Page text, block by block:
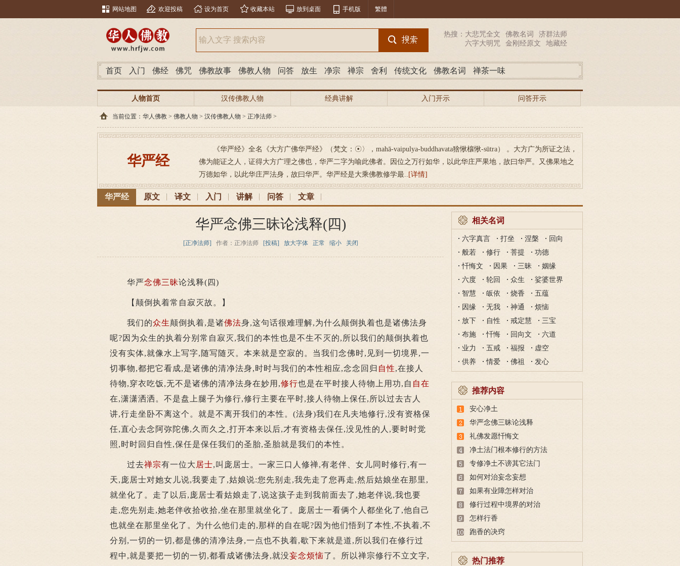
网站地图 欢迎投稿 设为首页 收藏本站 放到桌面 手机版 繁體
热搜： 大悲咒全文 佛教名词
济群法师
六字大明咒
金刚经原文 地藏经
首页 入门 佛经 佛咒 佛教故事 佛教人物 问答 放生 净宗 禅宗 舍利 传统文化 佛教名词 禅茶一味
人物首页 汉传佛教人物 经典讲解 入门开示 问答开示
当前位置： 华人佛教 > 佛教人物 > 汉传佛教人物 > 正净法师 >
华严经
《华严经》全名《大方广佛华严经》（梵文：☉〉，mahā-vaipulya-buddhavata猞愀欀愀-sūtra） 。大方广为所证之法，
佛为能证之人，证得大方广理之佛也，华严二字为喻此佛者。因位之万行如华，以此华庄严果地，故曰华严。又佛果地之
万德如华，以此华庄严法身，故曰华严。华严经是大乘佛教修学最.. [详情]
华严经 原文 译文 入门 讲解 问答 文章
华严念佛三昧论浅释(四)
[正净法师] 作者：正净法师 [投稿] 放大字体 正常 缩小 关闭
华严念佛三昧论浅释(四)
【颠倒执着常自寂灭故。】
我们的众生颠倒执着,是诸佛法身,这句话很难理解,为什么颠倒执着也是诸佛法身
呢?因为众生的执着分别常自寂灭,我们的本性也是不生不灭的,所以我们的颠倒执着也
没有实体,就像水上写字,随写随灭。本来就是空寂的。当我们念佛时,见到一切境界,一
切事物,都把它看成,是诸佛的清净法身,时时与我们的本性相应,念念回归 自性,在接人
待物,穿衣吃饭,无不是诸佛的清净法身在妙用,修行也是在平时接人待物上用功,自 自在
在,潇潇洒洒。不是盘上腿子为修行,修行主要在平时,接人待物上保任,所以过去古人
讲,行走坐卧不离这个。就是不离开我们的本性。(法身)我们在凡夫地修行,没有资格保
任,直心去念阿弥陀佛,久而久之,打开本来以后,才有资格去保任,没见性的人,要时时觉
照,时时回归自性,保任是保任我们的圣胎,圣胎就是我们的本性。
过去禅宗有一位大 居士,叫庞居士。一家三口人修禅,有老伴、女儿同时修行,有一
天,庞居士对她女儿说,我要走了,姑娘说:您先别走,我先走了您再走,然后姑娘坐在那里,
就坐化了。走了以后,庞居士看姑娘走了,说这孩子走到我前面去了,她老伴说,我也要
走,您先别走,她老伴收拾收拾,坐在那里就坐化了。庞居士一看俩个人都坐化了,他自己
也就坐在那里坐化了。为什么他们走的,那样的自在呢?因为他们悟到了本性,不执着,不
分别,一切的一切,都是佛的清净法身,一点也不执着,歇下来就是道,所以我们在修行过
程中,就是要把一切的一切,都看成诸佛法身,就没妄念烦恼了。所以禅宗修行不立文字,
相关名词
六字真言 打坐 涅槃
回向
般若
修行 菩提
功德
忏悔文
因果 三昧
姻缘
六度
轮回 众生
娑婆世界
智慧
皈依 烧香
五蕴
因缘
无我 神通
烦恼
放下
自性 戒定慧
三宝
布施
忏悔 回向文
六道
业力
五戒 福报
虚空
供养
情爱 佛祖 发心
推荐内容
安心净土
华严念佛三昧论浅释
礼佛发愿忏悔文
净土法门根本修行的方法
专修净土不谤其它法门
如何对治妄念妄想
如果有业障怎样对治
修行过程中境界的对治
怎样行香
跑香的决窍
热门推荐